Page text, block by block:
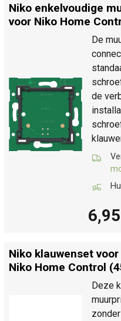
Niko enkelvoudige
voor Niko Home
De
de
6,95
Niko klauwenset
Niko Home Control
Deze